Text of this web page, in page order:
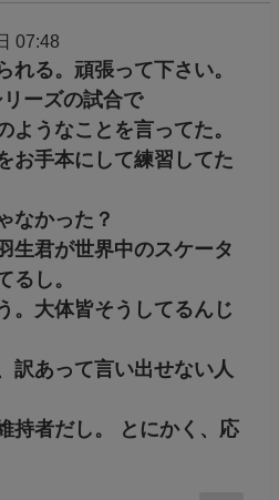
07:48
れる。頑張って下さい。
ーズの試合で
ようなことを言ってた。
お手本にして練習してた
なかった？
生君が世界中のスケータ
るし。
。大体皆そうしてるんじ
訳あって言い出せない人
持者だし。 とにかく、応